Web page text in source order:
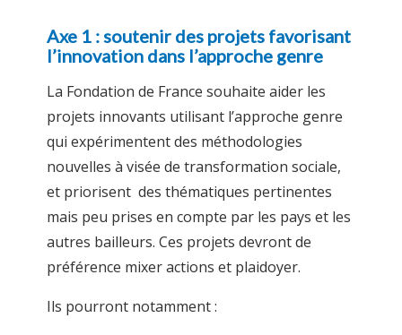
Axe 1 : soutenir des projets favorisant
l’innovation dans l’approche genre
La Fondation de France souhaite aider les
projets innovants utilisant l’approche genre
qui expérimentent des méthodologies
nouvelles à visée de transformation sociale,
et priorisent des thématiques pertinentes
mais peu prises en compte par les pays et les
autres bailleurs. Ces projets devront de
préférence mixer actions et plaidoyer.
Ils pourront notamment :